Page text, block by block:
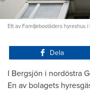
Ett av Familjebostäders hyreshus
Dela
I Bergsjön i nordöstra
En av bolagets